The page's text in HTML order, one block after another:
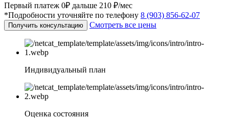
Первый платеж 0₽ дальше 210 ₽/мес
*Подробности уточняйте по телефону 8 (903) 856-62-07
Получить консультацию Смотреть все цены
Индивидуальный план
Оценка состояния